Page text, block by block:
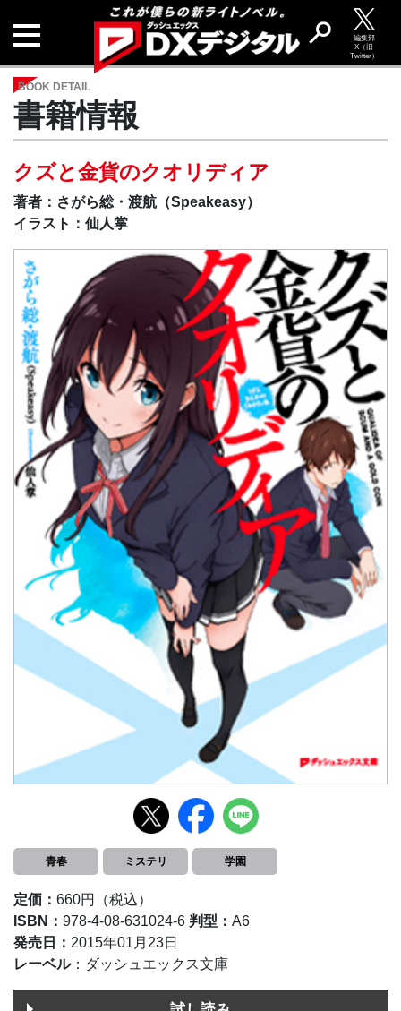
編集部
X（旧
Twitter）
BOOK DETAIL
書籍情報
クズと金貨のクオリディア
著者：さがら総・渡航（Speakeasy）
イラスト：仙人掌
青春 ミステリ 学園
定価： 660円（税込）
ISBN： 978-4-08-631024-6 判型： A6
発売日： 2015年01月23日
レーベル：ダッシュエックス文庫